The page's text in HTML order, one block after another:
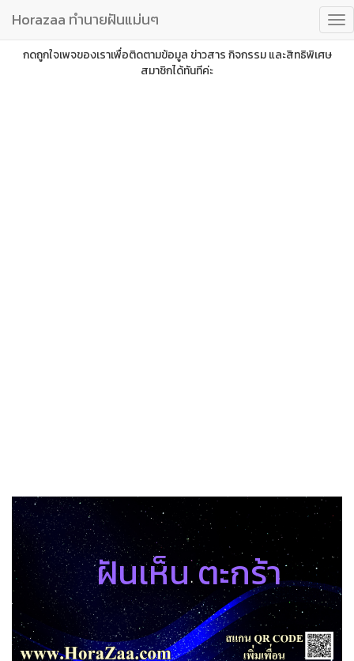
Horazaa ทำนายฝันแม่นๆ
กดถูกใจเพจของเราเพื่อติดตามข้อมูล ข่าวสาร กิจกรรม และสิทธิพิเศษ
สมาชิกได้ทันทีค่ะ
ฝันเห็น ตะกร้า